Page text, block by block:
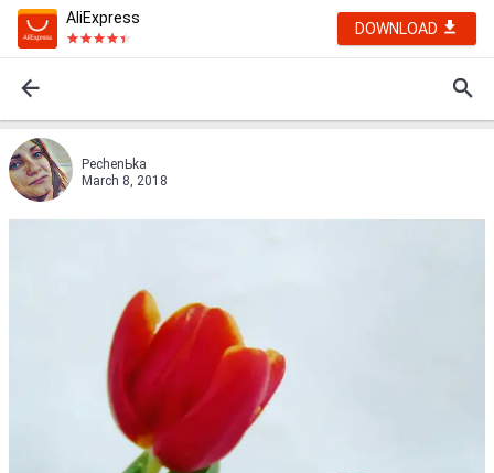
AliExpress
DOWNLOAD
PechenЬka
March 8, 2018